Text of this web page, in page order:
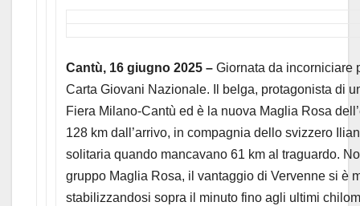
Cantù, 16 giugno 2025 – Giornata da incorniciare
Carta Giovani Nazionale. Il belga, protagonista di
Fiera Milano-Cantù ed è la nuova Maglia Rosa
128 km dall’arrivo, in compagnia dello svizzero
solitaria quando mancavano 61 km al traguardo.
gruppo Maglia Rosa, il vantaggio di Vervenne si è
stabilizzandosi sopra il minuto fino agli ultimi